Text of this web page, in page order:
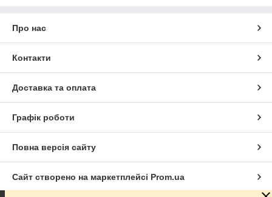
Про нас
Контакти
Доставка та оплата
Графік роботи
Повна версія сайту
Сайт створено на маркетплейсі Prom.ua